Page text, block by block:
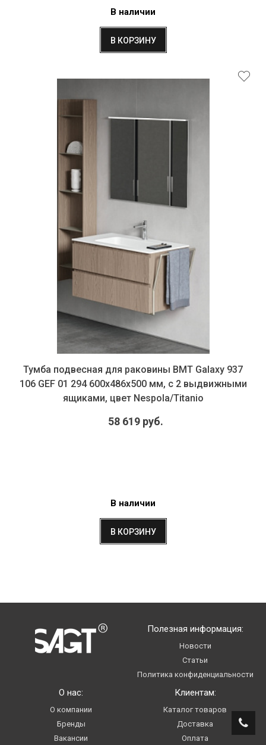
В наличии
В КОРЗИНУ
Тумба подвесная для раковины BMT Galaxy 937
106 GEF 01 294 600х486х500 мм, с 2 выдвижными
ящиками, цвет Nespola/Titanio
58 619 руб.
В наличии
В КОРЗИНУ
О нас:
О компании
Бренды
Вакансии
Клиентам:
Каталог товаров
Доставка
Оплата
Полезная информация:
Новости
Статьи
Политика конфиденциальности